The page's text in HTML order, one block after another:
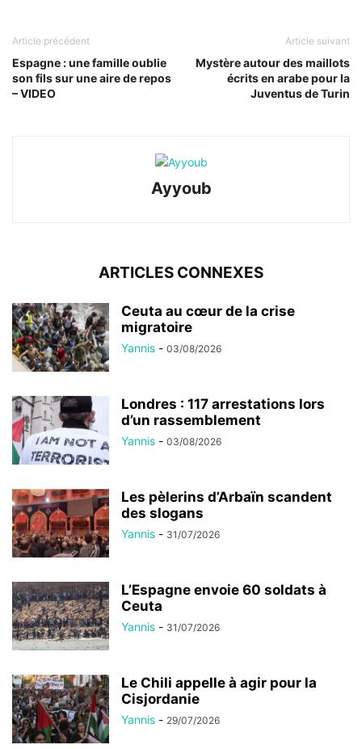
Article précédent
Espagne : une famille oublie
son fils sur une aire de repos
– VIDEO
Article suivant
Mystère autour des maillots
écrits en arabe pour la
Juventus de Turin
Ayyoub
ARTICLES CONNEXES
Ceuta au cœur de la crise
migratoire
Yannis - 03/08/2026
Londres : 117 arrestations lors
d’un rassemblement
Yannis - 03/08/2026
Les pèlerins d’Arbaïn scandent
des slogans
Yannis - 31/07/2026
L’Espagne envoie 60 soldats à
Ceuta
Yannis - 31/07/2026
Le Chili appelle à agir pour la
Cisjordanie
Yannis - 29/07/2026